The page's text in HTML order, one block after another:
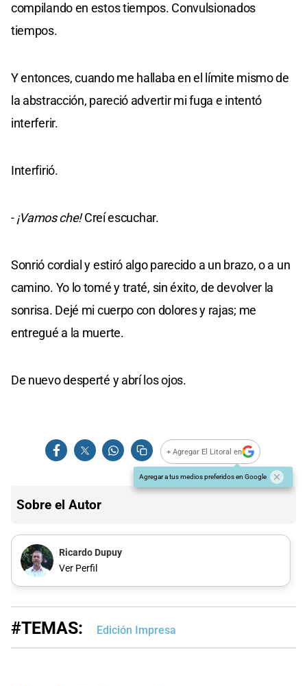
compilando en estos tiempos. Convulsionados
tiempos.
Y entonces, cuando me hallaba en el límite mismo de
la abstracción, pareció advertir mi fuga e intentó
interferir.
Interfirió.
-¡Vamos che!Creí escuchar.
Sonrió cordial y estiró algo parecido a un brazo, o a un
camino. Yo lo tomé y traté, sin éxito, de devolver la
sonrisa. Dejé mi cuerpo con dolores y rajas; me
entregué a la muerte.
De nuevo desperté y abrí los ojos.
+ Agregar El Litoral en
Agregar a tus medios preferidos en Google
Sobre el Autor
Ricardo Dupuy
Ver Perfil
#TEMAS: Edición Impresa